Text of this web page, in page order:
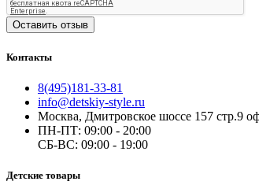
Оставить отзыв
Контакты
8(495)181-33-81
info@detskiy-style.ru
Москва, Дмитровское шоссе 157 стр.9
ПН-ПТ: 09:00 - 20:00
СБ-ВС: 09:00 - 19:00
Детские товары